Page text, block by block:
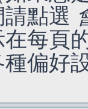
點選
每頁
偏好